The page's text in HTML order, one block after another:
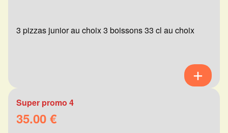
3 pizzas junior au choix 3 boissons 33 cl au choix
Super promo 4
35.00 €